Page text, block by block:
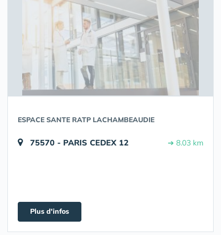
ESPACE SANTE RATP LACHAMBEAUDIE
75570 - PARIS CEDEX 12 ➔ 8.03 km
Plus d'infos